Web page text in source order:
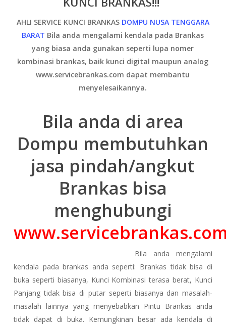
AHLI SERVICE KUNCI BRANKAS DOMPU NUSA TENGGARA
BARAT Bila anda mengalami kendala pada Brankas
yang biasa anda gunakan seperti lupa nomer
kombinasi brankas, baik kunci digital maupun analog
www.servicebrankas.com dapat membantu
menyelesaikannya.
Bila anda di area
Dompu membutuhkan
jasa pindah/angkut
Brankas bisa
menghubungi
Bila anda mengalami
kendala pada brankas anda seperti: Brankas tidak bisa di
buka seperti biasanya, Kunci Kombinasi terasa berat, Kunci
Panjang tidak bisa di putar seperti biasanya dan masalah-
masalah lainnya yang menyebabkan Pintu Brankas anda
tidak dapat di buka. Kemungkinan besar ada kendala di